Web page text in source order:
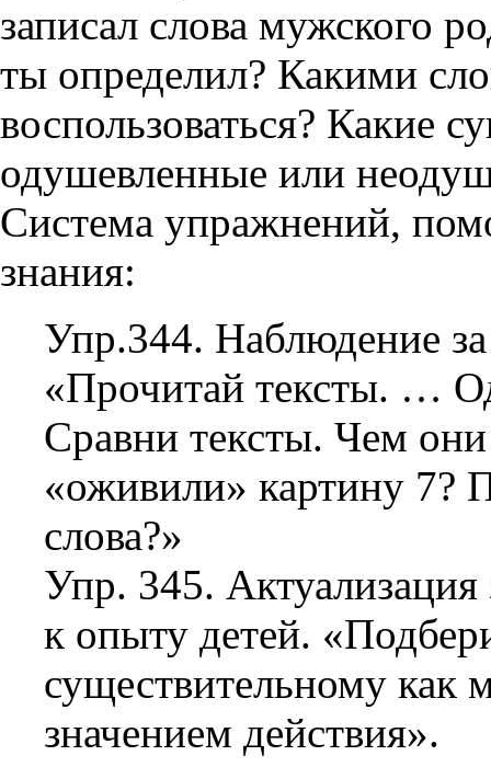
записал слова мужского
ты определил? Какими
воспользоваться? Какие
одушевленные или
Система упражнений,
знания:
Упр.344. Наблюдение
«Прочитай тексты. …
Сравни тексты. Чем
«оживили» картину 7?
слова?»
Упр. 345.
к опыту детей.
существительному как
значением действия».